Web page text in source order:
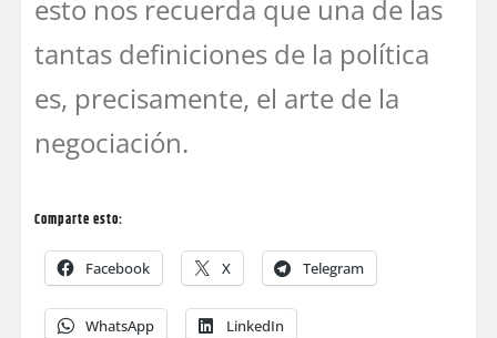
esto nos recuerda que una de las
tantas definiciones de la política
es, precisamente, el arte de la
negociación.
Comparte esto:
Facebook X Telegram
WhatsApp LinkedIn